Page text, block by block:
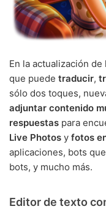
En la actualización
que puede traducir,
sólo dos toques,
adjuntar contenido
respuestas para
Live Photos y fotos
aplicaciones, bots
bots, y mucho más.
Editor de texto